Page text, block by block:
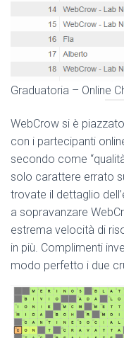
Graduatoria – Online
WebCrow si è
con i partecipanti
secondo come
solo carattere errato
trovate il dettaglio
a sopravanzare
estrema velocità di
in più. Complimenti
modo perfetto i due